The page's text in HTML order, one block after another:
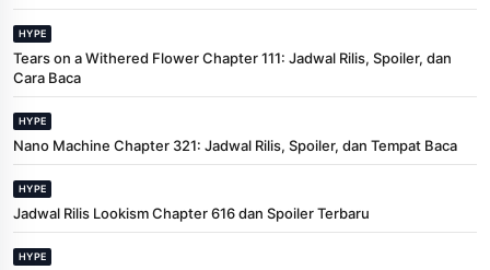
HYPE
Tears on a Withered Flower Chapter 111: Jadwal Rilis, Spoiler, dan
Cara Baca
HYPE
Nano Machine Chapter 321: Jadwal Rilis, Spoiler, dan Tempat Baca
HYPE
Jadwal Rilis Lookism Chapter 616 dan Spoiler Terbaru
HYPE